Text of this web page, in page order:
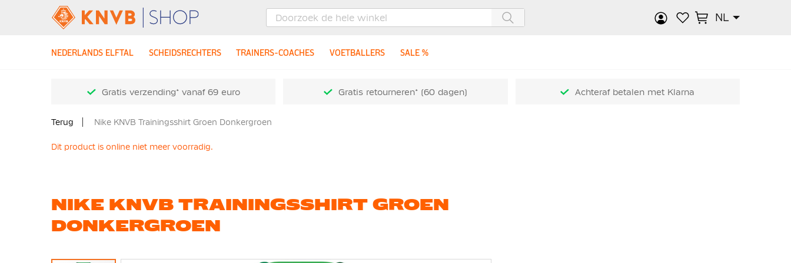
NL
NEDERLANDS ELFTAL SCHEIDSRECHTERS TRAINERS-COACHES VOETBALLERS SALE %
Gratis verzending* vanaf 69 euro Gratis retourneren* (60 dagen) Achteraf betalen met Klarna
Terug Nike KNVB Trainingsshirt Groen Donkergroen
Dit product is online niet meer voorradig.
NIKE KNVB TRAININGSSHIRT GROEN
DONKERGROEN